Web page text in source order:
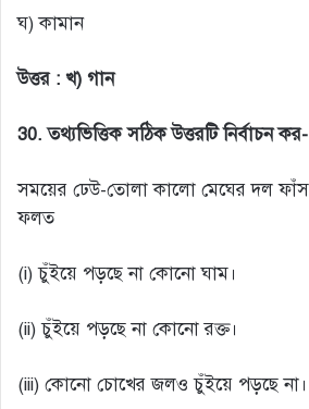
ঘ) কামান
উত্তর : খ) গান
30.তথ্যভিত্তিক সঠিক উত্তরটি নির্বাচন কর-
সময়ের ঢেউ-তোলা কালো মেঘের দল ফাঁস
ফলত
(i) চুঁইয়ে পড়ছে না কোনো ঘাম।
(ii) চুঁইয়ে পড়ছে না কোনো রক্ত।
(iii) কোনো চোখের জলও চুঁইয়ে পড়ছে না।